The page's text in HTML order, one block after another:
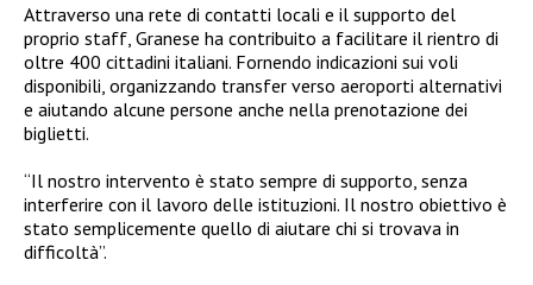
Attraverso una rete di contatti locali e il supporto del
proprio staff, Granese ha contribuito a facilitare il rientro di
oltre 400 cittadini italiani. Fornendo indicazioni sui voli
disponibili, organizzando transfer verso aeroporti alternativi
e aiutando alcune persone anche nella prenotazione dei
biglietti.
“Il nostro intervento è stato sempre di supporto, senza
interferire con il lavoro delle istituzioni. Il nostro obiettivo è
stato semplicemente quello di aiutare chi si trovava in
difficoltà”.